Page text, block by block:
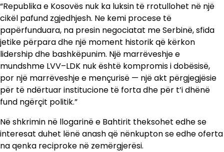
“Republika e Kosovës nuk ka luksin të rrotullohet në një
cikël pafund zgjedhjesh. Ne kemi procese të
papërfunduara, na presin negociatat me Serbinë, sfida
jetike përpara dhe një moment historik që kërkon
lidership dhe bashkëpunim. Një marrëveshje e
mundshme LVV–LDK nuk është kompromis i dobësisë,
por një marrëveshje e mençurisë — një akt përgjegjësie
për të ndërtuar institucione të forta dhe për t’i dhënë
fund ngërçit politik.”
Në shkrimin në llogarinë e Bahtirit theksohet edhe se
interesat duhet lënë anash që nënkupton se edhe oferta
na qenka reciproke në zemërgjerësi.